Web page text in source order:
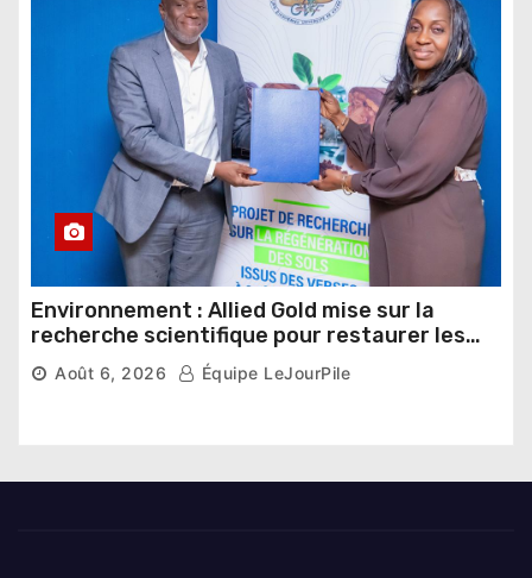
Environnement : Allied Gold mise sur la
recherche scientifique pour restaurer les
sols de ses sites miniers
Août 6, 2026 Équipe LeJourPile